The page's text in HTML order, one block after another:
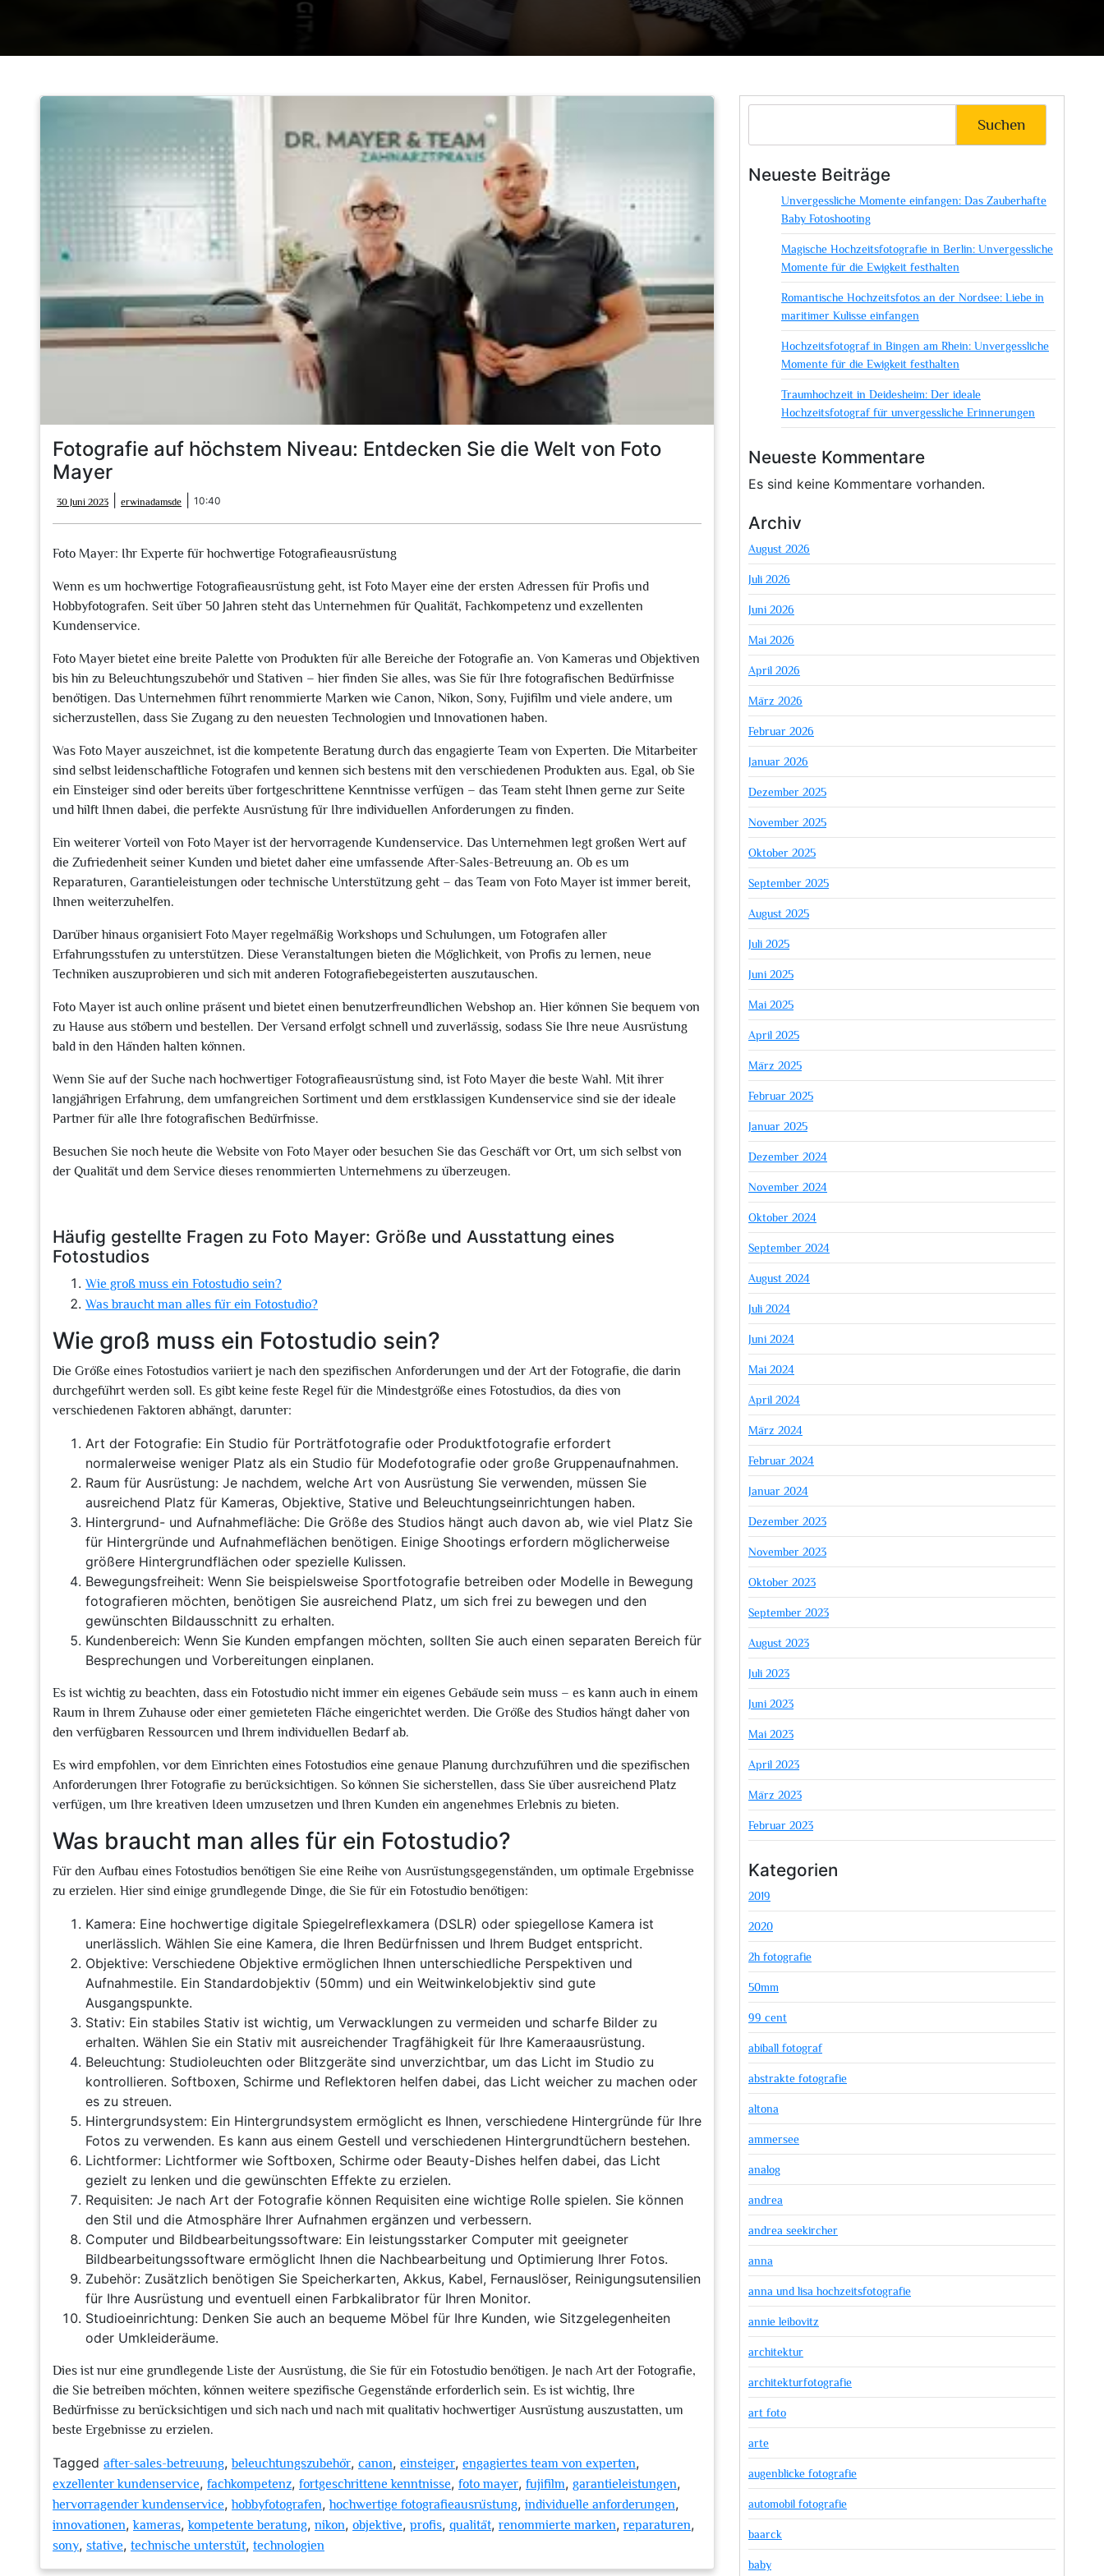
Fotografie auf höchstem Niveau: Entdecken Sie die Welt von Foto
Mayer
30 Juni 2023
Juni
2023
erwinadamsde erwinadamsde
10:40
Foto Mayer: Ihr Experte für hochwertige Fotografieausrüstung
Wenn es um hochwertige Fotografieausrüstung geht, ist Foto Mayer eine der ersten Adressen für Profis und
Hobbyfotografen. Seit über 50 Jahren steht das Unternehmen für Qualität, Fachkompetenz und exzellenten
Kundenservice.
Foto Mayer bietet eine breite Palette von Produkten für alle Bereiche der Fotografie an. Von Kameras und Objektiven
bis hin zu Beleuchtungszubehör und Stativen – hier finden Sie alles, was Sie für Ihre fotografischen Bedürfnisse
benötigen. Das Unternehmen führt renommierte Marken wie Canon, Nikon, Sony, Fujifilm und viele andere, um
sicherzustellen, dass Sie Zugang zu den neuesten Technologien und Innovationen haben.
Was Foto Mayer auszeichnet, ist die kompetente Beratung durch das engagierte Team von Experten. Die Mitarbeiter
sind selbst leidenschaftliche Fotografen und kennen sich bestens mit den verschiedenen Produkten aus. Egal, ob Sie
ein Einsteiger sind oder bereits über fortgeschrittene Kenntnisse verfügen – das Team steht Ihnen gerne zur Seite
und hilft Ihnen dabei, die perfekte Ausrüstung für Ihre individuellen Anforderungen zu finden.
Ein weiterer Vorteil von Foto Mayer ist der hervorragende Kundenservice. Das Unternehmen legt großen Wert auf
die Zufriedenheit seiner Kunden und bietet daher eine umfassende After-Sales-Betreuung an. Ob es um
Reparaturen, Garantieleistungen oder technische Unterstützung geht – das Team von Foto Mayer ist immer bereit,
Ihnen weiterzuhelfen.
Darüber hinaus organisiert Foto Mayer regelmäßig Workshops und Schulungen, um Fotografen aller
Erfahrungsstufen zu unterstützen. Diese Veranstaltungen bieten die Möglichkeit, von Profis zu lernen, neue
Techniken auszuprobieren und sich mit anderen Fotografiebegeisterten auszutauschen.
Foto Mayer ist auch online präsent und bietet einen benutzerfreundlichen Webshop an. Hier können Sie bequem von
zu Hause aus stöbern und bestellen. Der Versand erfolgt schnell und zuverlässig, sodass Sie Ihre neue Ausrüstung
bald in den Händen halten können.
Wenn Sie auf der Suche nach hochwertiger Fotografieausrüstung sind, ist Foto Mayer die beste Wahl. Mit ihrer
langjährigen Erfahrung, dem umfangreichen Sortiment und dem erstklassigen Kundenservice sind sie der ideale
Partner für alle Ihre fotografischen Bedürfnisse.
Besuchen Sie noch heute die Website von Foto Mayer oder besuchen Sie das Geschäft vor Ort, um sich selbst von
der Qualität und dem Service dieses renommierten Unternehmens zu überzeugen.
Häufig gestellte Fragen zu Foto Mayer: Größe und Ausstattung eines
Fotostudios
Wie groß muss ein Fotostudio sein?
Was braucht man alles für ein Fotostudio?
Wie groß muss ein Fotostudio sein?
Die Größe eines Fotostudios variiert je nach den spezifischen Anforderungen und der Art der Fotografie, die darin
durchgeführt werden soll. Es gibt keine feste Regel für die Mindestgröße eines Fotostudios, da dies von
verschiedenen Faktoren abhängt, darunter:
Art der Fotografie: Ein Studio für Porträtfotografie oder Produktfotografie erfordert
normalerweise weniger Platz als ein Studio für Modefotografie oder große Gruppenaufnahmen.
Raum für Ausrüstung: Je nachdem, welche Art von Ausrüstung Sie verwenden, müssen Sie
ausreichend Platz für Kameras, Objektive, Stative und Beleuchtungseinrichtungen haben.
Hintergrund- und Aufnahmefläche: Die Größe des Studios hängt auch davon ab, wie viel Platz Sie
für Hintergründe und Aufnahmeflächen benötigen. Einige Shootings erfordern möglicherweise
größere Hintergrundflächen oder spezielle Kulissen.
Bewegungsfreiheit: Wenn Sie beispielsweise Sportfotografie betreiben oder Modelle in Bewegung
fotografieren möchten, benötigen Sie ausreichend Platz, um sich frei zu bewegen und den
gewünschten Bildausschnitt zu erhalten.
Kundenbereich: Wenn Sie Kunden empfangen möchten, sollten Sie auch einen separaten Bereich für
Besprechungen und Vorbereitungen einplanen.
Es ist wichtig zu beachten, dass ein Fotostudio nicht immer ein eigenes Gebäude sein muss – es kann auch in einem
Raum in Ihrem Zuhause oder einer gemieteten Fläche eingerichtet werden. Die Größe des Studios hängt daher von
den verfügbaren Ressourcen und Ihrem individuellen Bedarf ab.
Es wird empfohlen, vor dem Einrichten eines Fotostudios eine genaue Planung durchzuführen und die spezifischen
Anforderungen Ihrer Fotografie zu berücksichtigen. So können Sie sicherstellen, dass Sie über ausreichend Platz
verfügen, um Ihre kreativen Ideen umzusetzen und Ihren Kunden ein angenehmes Erlebnis zu bieten.
Was braucht man alles für ein Fotostudio?
Für den Aufbau eines Fotostudios benötigen Sie eine Reihe von Ausrüstungsgegenständen, um optimale Ergebnisse
zu erzielen. Hier sind einige grundlegende Dinge, die Sie für ein Fotostudio benötigen:
Kamera: Eine hochwertige digitale Spiegelreflexkamera (DSLR) oder spiegellose Kamera ist
unerlässlich. Wählen Sie eine Kamera, die Ihren Bedürfnissen und Ihrem Budget entspricht.
Objektive: Verschiedene Objektive ermöglichen Ihnen unterschiedliche Perspektiven und
Aufnahmestile. Ein Standardobjektiv (50mm) und ein Weitwinkelobjektiv sind gute
Ausgangspunkte.
Stativ: Ein stabiles Stativ ist wichtig, um Verwacklungen zu vermeiden und scharfe Bilder zu
erhalten. Wählen Sie ein Stativ mit ausreichender Tragfähigkeit für Ihre Kameraausrüstung.
Beleuchtung: Studioleuchten oder Blitzgeräte sind unverzichtbar, um das Licht im Studio zu
kontrollieren. Softboxen, Schirme und Reflektoren helfen dabei, das Licht weicher zu machen oder
es zu streuen.
Hintergrundsystem: Ein Hintergrundsystem ermöglicht es Ihnen, verschiedene Hintergründe für Ihre
Fotos zu verwenden. Es kann aus einem Gestell und verschiedenen Hintergrundtüchern bestehen.
Lichtformer: Lichtformer wie Softboxen, Schirme oder Beauty-Dishes helfen dabei, das Licht
gezielt zu lenken und die gewünschten Effekte zu erzielen.
Requisiten: Je nach Art der Fotografie können Requisiten eine wichtige Rolle spielen. Sie können
den Stil und die Atmosphäre Ihrer Aufnahmen ergänzen und verbessern.
Computer und Bildbearbeitungssoftware: Ein leistungsstarker Computer mit geeigneter
Bildbearbeitungssoftware ermöglicht Ihnen die Nachbearbeitung und Optimierung Ihrer Fotos.
Zubehör: Zusätzlich benötigen Sie Speicherkarten, Akkus, Kabel, Fernauslöser, Reinigungsutensilien
für Ihre Ausrüstung und eventuell einen Farbkalibrator für Ihren Monitor.
Studioeinrichtung: Denken Sie auch an bequeme Möbel für Ihre Kunden, wie Sitzgelegenheiten
oder Umkleideräume.
Dies ist nur eine grundlegende Liste der Ausrüstung, die Sie für ein Fotostudio benötigen. Je nach Art der Fotografie,
die Sie betreiben möchten, können weitere spezifische Gegenstände erforderlich sein. Es ist wichtig, Ihre
Bedürfnisse zu berücksichtigen und sich nach und nach mit qualitativ hochwertiger Ausrüstung auszustatten, um
beste Ergebnisse zu erzielen.
Tagged after-sales-betreuung,beleuchtungszubehör, canon, einsteiger, engagiertes team von experten,
exzellenter kundenservice, fachkompetenz, fortgeschrittene kenntnisse, foto mayer, fujifilm, garantieleistungen,
hervorragender kundenservice,hobbyfotografen,hochwertige fotografieausrüstung, individuelle anforderungen,
innovationen,kameras,kompetente beratung, nikon, objektive, profis, qualität, renommierte marken, reparaturen,
sony, stative, technische unterstüt, technologien
Suchen
Neueste Beiträge
Unvergessliche Momente einfangen: Das Zauberhafte
Baby Fotoshooting
Magische Hochzeitsfotografie in Berlin: Unvergessliche
Momente für die Ewigkeit festhalten
Romantische Hochzeitsfotos an der Nordsee: Liebe in
maritimer Kulisse einfangen
Hochzeitsfotograf in Bingen am Rhein: Unvergessliche
Momente für die Ewigkeit festhalten
Traumhochzeit in Deidesheim: Der ideale
Hochzeitsfotograf für unvergessliche Erinnerungen
Neueste Kommentare
Es sind keine Kommentare vorhanden.
Archiv
August 2026
Juli 2026
Juni 2026
Mai 2026
April 2026
März 2026
Februar 2026
Januar 2026
Dezember 2025
November 2025
Oktober 2025
September 2025
August 2025
Juli 2025
Juni 2025
Mai 2025
April 2025
März 2025
Februar 2025
Januar 2025
Dezember 2024
November 2024
Oktober 2024
September 2024
August 2024
Juli 2024
Juni 2024
Mai 2024
April 2024
März 2024
Februar 2024
Januar 2024
Dezember 2023
November 2023
Oktober 2023
September 2023
August 2023
Juli 2023
Juni 2023
Mai 2023
April 2023
März 2023
Februar 2023
Kategorien
2019
2020
2h fotografie
50mm
99 cent
abiball fotograf
abstrakte fotografie
altona
ammersee
analog
andrea
andrea seekircher
anna
anna und lisa hochzeitsfotografie
annie leibovitz
architektur
architekturfotografie
art foto
arte
augenblicke fotografie
automobil fotografie
baarck
baby